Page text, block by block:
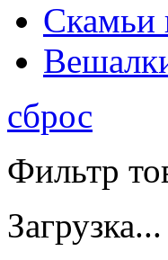
Скамьи
сброс
Фильтр
Загрузка...